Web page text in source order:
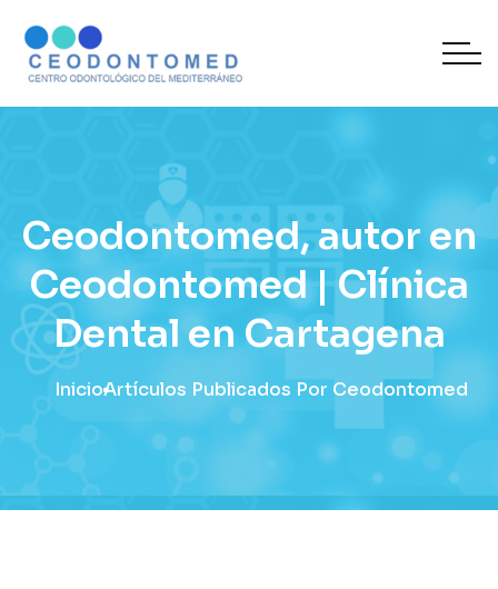
Ceodontomed, autor en
Ceodontomed | Clínica
Dental en Cartagena
InicioArtículos Publicados Por Ceodontomed